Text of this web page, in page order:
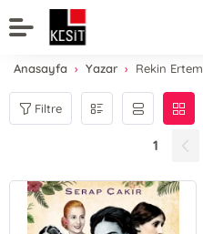
Anasayfa Yazar Rekin Ertem
Filtre
1